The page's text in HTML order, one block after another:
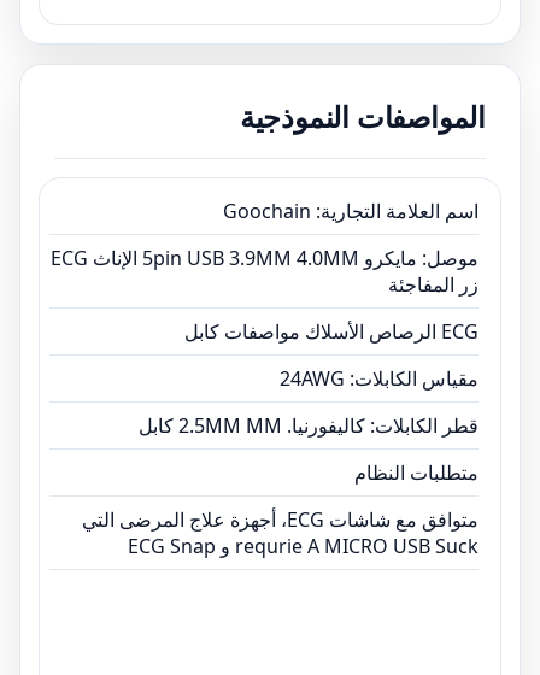
ECG الرصاص الأسلاك مواصفات كابل
مقياس الكابلات: 24AWG
متطلبات النظام
requrie A MICRO USB Suck و ECG Snap
المواصفات النموذجية
اسم العلامة التجارية: Goochain
موصل: مايكرو 5pin USB 3.9MM 4.0MM الإناث ECG
زر المفاجئة
ECG الرصاص الأسلاك مواصفات كابل
مقياس الكابلات: 24AWG
قطر الكابلات: كاليفورنيا. 2.5MM MM كابل
متطلبات النظام
متوافق مع شاشات ECG، أجهزة علاج المرضى التي
requrie A MICRO USB Suck و ECG Snap